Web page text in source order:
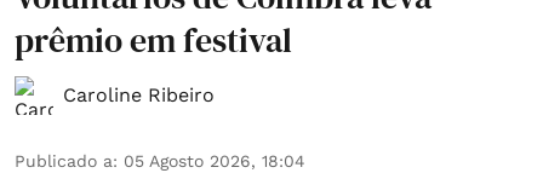
prêmio em festival
Caroline Ribeiro
Publicado a: 05 Agosto 2026, 18:04